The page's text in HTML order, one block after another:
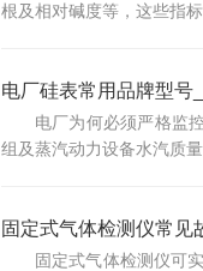
根及相对碱度等，这些指
电厂硅表常用品牌型号
电厂为何必须严格监
组及蒸汽动力设备水汽质
固定式气体检测仪常见
固定式气体检测仪可